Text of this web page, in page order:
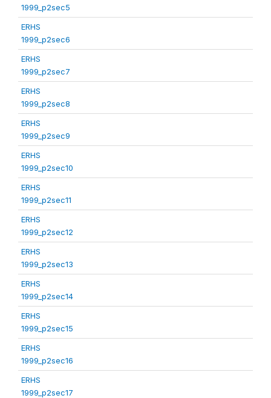
1999_p2sec5
ERHS
1999_p2sec6
ERHS
1999_p2sec7
ERHS
1999_p2sec8
ERHS
1999_p2sec9
ERHS
1999_p2sec10
ERHS
1999_p2sec11
ERHS
1999_p2sec12
ERHS
1999_p2sec13
ERHS
1999_p2sec14
ERHS
1999_p2sec15
ERHS
1999_p2sec16
ERHS
1999_p2sec17